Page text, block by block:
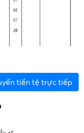
tiền tệ trực tiếp